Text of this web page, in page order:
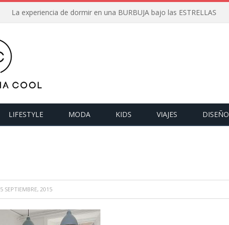
La experiencia de dormir en una BURBUJA bajo las ESTRELLAS
LIFESTYLE MODA KIDS VIAJES DISEÑO
5 SEPTIEMBRE, 2015